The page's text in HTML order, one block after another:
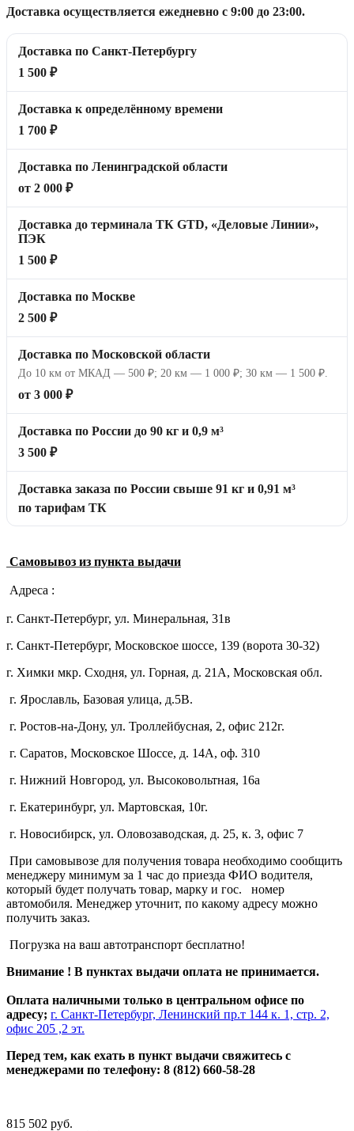
Доставка осуществляется ежедневно с 9:00 до 23:00.
Доставка по Санкт-Петербургу
1 500 ₽
Доставка к определённому времени
1 700 ₽
Доставка по Ленинградской области
от 2 000 ₽
Доставка до терминала ТК GTD, «Деловые Линии»,
ПЭК
1 500 ₽
Доставка по Москве
2 500 ₽
Доставка по Московской области
До 10 км от МКАД — 500 ₽; 20 км — 1 000 ₽; 30 км — 1 500 ₽.
от 3 000 ₽
Доставка по России до 90 кг и 0,9 м³
3 500 ₽
Доставка заказа по России свыше 91 кг и 0,91 м³
по тарифам ТК
Самовывоз из пункта выдачи
Адреса :
г. Санкт-Петербург, ул. Минеральная, 31в
г. Санкт-Петербург, Московское шоссе, 139 (ворота 30-32)
г. Химки мкр. Сходня, ул. Горная, д. 21А, Московская обл.
г. Ярославль, Базовая улица, д.5В.
г. Ростов-на-Дону, ул. Троллейбусная, 2, офис 212г.
г. Саратов, Московское Шоссе, д. 14А, оф. 310
г. Нижний Новгород, ул. Высоковольтная, 16а
г. Екатеринбург, ул. Мартовская, 10г.
г. Новосибирск, ул. Оловозаводская, д. 25, к. 3, офис 7
При самовывозе для получения товара необходимо сообщить
менеджеру минимум за 1 час до приезда ФИО водителя,
который будет получать товар, марку и гос. номер
автомобиля. Менеджер уточнит, по какому адресу можно
получить заказ.
Погрузка на ваш автотранспорт бесплатно!
Внимание ! В пунктах выдачи оплата не принимается.
Оплата наличными только в центральном офисе по
адресу; г. Санкт-Петербург, Ленинский пр.т 144 к. 1, стр. 2,
офис 205 ,2 эт.
Перед тем, как ехать в пункт выдачи свяжитесь с
менеджерами по телефону: 8 (812) 660-58-28
815 502 руб.